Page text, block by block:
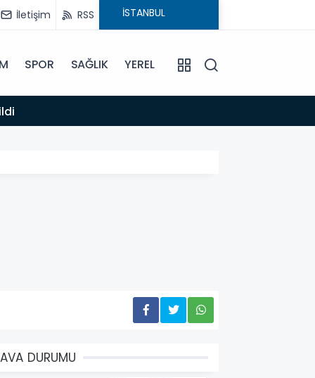
İletişim RSS
SPOR SAĞLIK YEREL
DURUMU